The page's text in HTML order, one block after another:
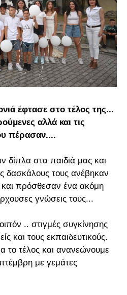
έφτασε στο τέλος της...
αλλά και τις
πέρασαν....
δίπλα στα παιδιά μας και
δασκάλους τους ανέβηκαν
πρόσθεσαν ένα ακόμη
γνώσεις τους...
.. στιγμές συγκίνησης
και τους εκπαιδευτικούς.
το τέλος και ανανεώνουμε
με γεμάτες